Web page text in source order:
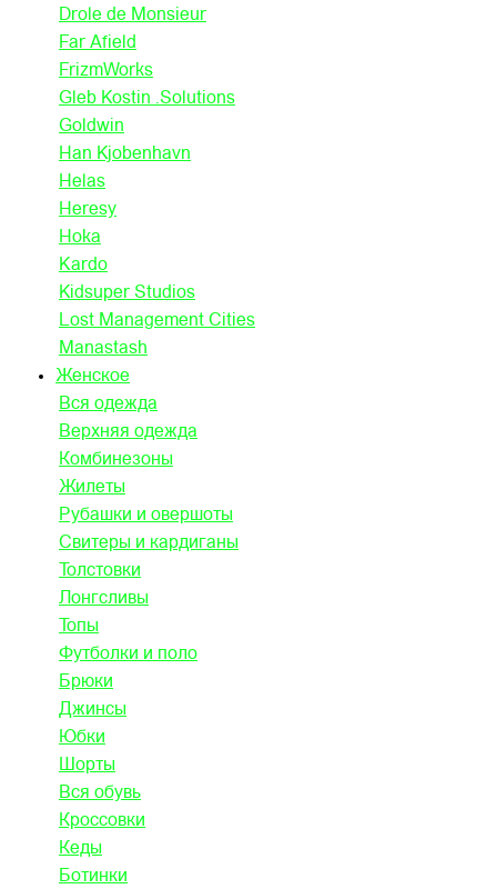
Drole de Monsieur
Far Afield
FrizmWorks
Gleb Kostin .Solutions
Goldwin
Han Kjobenhavn
Helas
Heresy
Hoka
Kardo
Kidsuper Studios
Lost Management Cities
Manastash
Женское
Вся одежда
Верхняя одежда
Комбинезоны
Жилеты
Рубашки и овершоты
Свитеры и кардиганы
Толстовки
Лонгсливы
Топы
Футболки и поло
Брюки
Джинсы
Юбки
Шорты
Вся обувь
Кроссовки
Кеды
Ботинки